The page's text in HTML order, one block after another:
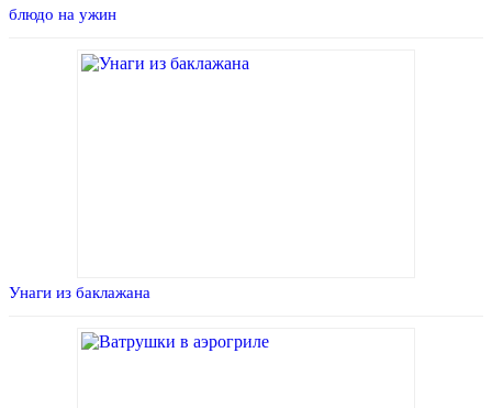
блюдо на ужин
Унаги из баклажана